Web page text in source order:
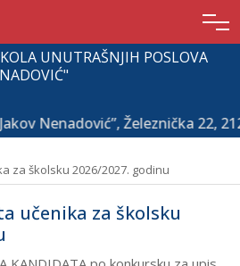
UNUTRAŠNJIH POSLOVA
Nenadović”, Železnička 22,
za školsku 2026/2027. godinu
učenika za školsku